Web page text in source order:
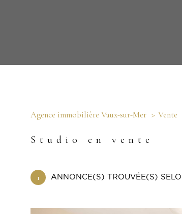
Agence immobilière Vaux-sur-Mer Vente
Studio en vente
1 ANNONCE(S) TROUVÉE(S)